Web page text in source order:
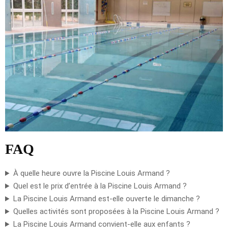
FAQ
À quelle heure ouvre la Piscine Louis Armand ?
Quel est le prix d’entrée à la Piscine Louis Armand ?
La Piscine Louis Armand est-elle ouverte le dimanche ?
Quelles activités sont proposées à la Piscine Louis Armand ?
La Piscine Louis Armand convient-elle aux enfants ?